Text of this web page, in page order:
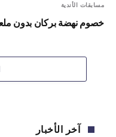
مسابقات الأندية
خصوم نهضة بركان بدون
آخر الأخبار